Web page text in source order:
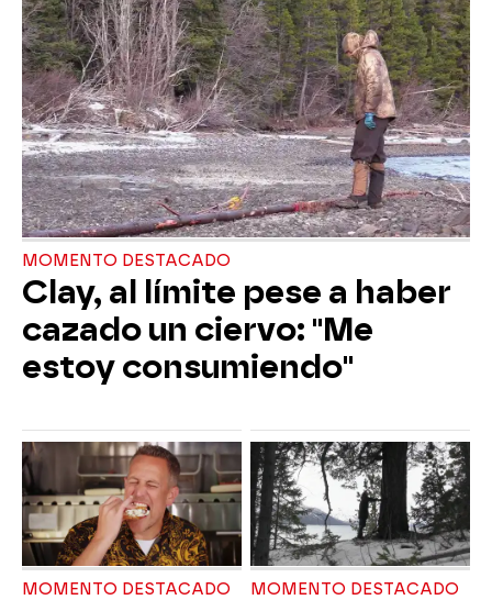
MOMENTO DESTACADO
Clay, al límite pese a haber
cazado un ciervo: "Me
estoy consumiendo"
MOMENTO DESTACADO MOMENTO DESTACADO